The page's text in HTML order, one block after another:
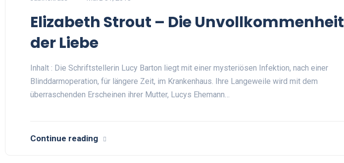
Elizabeth Strout – Die Unvollkommenheit
der Liebe
Inhalt : Die Schriftstellerin Lucy Barton liegt mit einer mysteriösen Infektion, nach einer
Blinddarmoperation, für längere Zeit, im Krankenhaus. Ihre Langeweile wird mit dem
überraschenden Erscheinen ihrer Mutter, Lucys Ehemann…
Continue reading